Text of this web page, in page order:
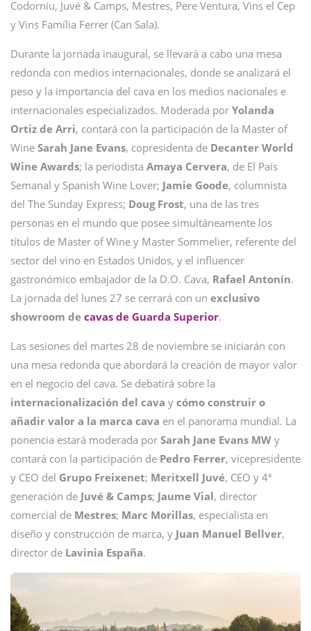
Codorníu, Juvé & Camps, Mestres, Pere Ventura, Vins el Cep
y Vins Família Ferrer (Can Sala).
Durante la jornada inaugural, se llevará a cabo una mesa
redonda con medios internacionales, donde se analizará el
peso y la importancia del cava en los medios nacionales e
internacionales especializados. Moderada por Yolanda
Ortiz de Arri, contará con la participación de la Master of
Wine Sarah Jane Evans, copresidenta de Decanter World
Wine Awards; la periodista Amaya Cervera, de El País
Semanal y Spanish Wine Lover; Jamie Goode, columnista
del The Sunday Express; Doug Frost, una de las tres
personas en el mundo que posee simultáneamente los
títulos de Master of Wine y Master Sommelier, referente del
sector del vino en Estados Unidos, y el influencer
gastronómico embajador de la D.O. Cava, Rafael Antonín.
La jornada del lunes 27 se cerrará con un exclusivo
showroom de cavas de Guarda Superior.
Las sesiones del martes 28 de noviembre se iniciarán con
una mesa redonda que abordará la creación de mayor valor
en el negocio del cava. Se debatirá sobre la
internacionalización del cava y cómo construir o
añadir valor a la marca cava en el panorama mundial. La
ponencia estará moderada por Sarah Jane Evans MW y
contará con la participación de Pedro Ferrer, vicepresidente
y CEO del Grupo Freixenet; Meritxell Juvé, CEO y 4ª
generación de Juvé & Camps; Jaume Vial, director
comercial de Mestres; Marc Morillas, especialista en
diseño y construcción de marca, y Juan Manuel Bellver,
director de Lavinia España.